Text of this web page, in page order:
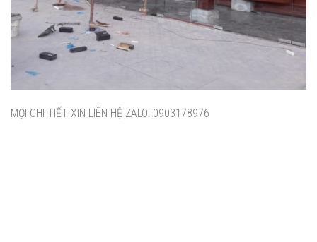
MỌI CHI TIẾT XIN LIÊN HỆ ZALO: 0903178976